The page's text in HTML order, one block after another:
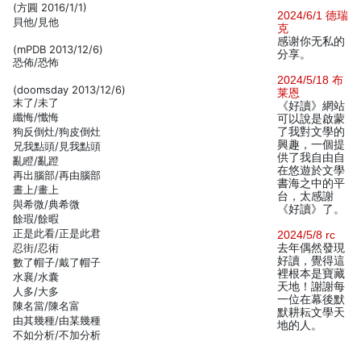
(方圓 2016/1/1)
貝他/見他
(mPDB 2013/12/6)
恐佈/恐怖
(doomsday 2013/12/6)
末了/未了
纖悔/懺悔
狗反倒灶/狗皮倒灶
兄我點頭/見我點頭
亂瞪/亂蹬
再出腦部/再由腦部
晝上/畫上
與希微/典希微
餘瑕/餘暇
正是此看/正是此君
忍街/忍術
數了帽子/戴了帽子
水襄/水囊
人多/大多
陳名當/陳名富
由其幾種/由某幾種
不如分析/不加分析
2024/6/1 德瑞
克
感谢你无私的
分享。
2024/5/18 布
莱恩
《好讀》網站
可以說是啟蒙
了我對文學的
興趣，一個提
供了我自由自
在悠遊於文學
書海之中的平
台，太感謝
《好讀》了。
2024/5/8 rc
去年偶然發現
好讀，覺得這
裡根本是寶藏
天地！謝謝每
一位在幕後默
默耕耘文學天
地的人。